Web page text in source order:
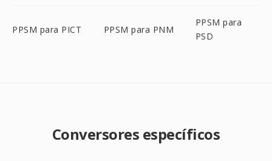
PPSM para PICT PPSM para PNM
PPSM para
PSD
Conversores específicos